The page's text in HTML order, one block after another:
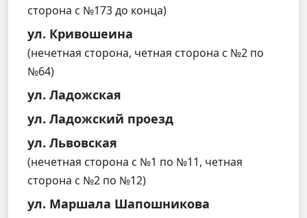
сторона с №173 до конца)
ул. Кривошеина
(нечетная сторона, четная сторона с №2 по
№64)
ул. Ладожская
ул. Ладожский проезд
ул. Львовская
(нечетная сторона с №1 по №11, четная
сторона с №2 по №12)
ул. Маршала Шапошникова